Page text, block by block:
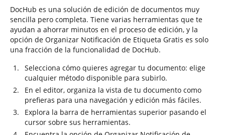
DocHub es una solución de edición de documentos muy
sencilla pero completa. Tiene varias herramientas que te
ayudan a ahorrar minutos en el proceso de edición, y la
opción de Organizar Notificación de Etiqueta Gratis es solo
una fracción de la funcionalidad de DocHub.
Selecciona cómo quieres agregar tu documento: elige
cualquier método disponible para subirlo.
En el editor, organiza la vista de tu documento como
prefieras para una navegación y edición más fáciles.
Explora la barra de herramientas superior pasando el
cursor sobre sus herramientas.